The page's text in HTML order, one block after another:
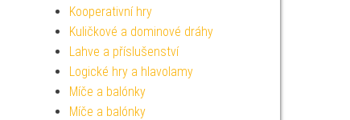
Kooperativní hry
Kuličkové a dominové dráhy
Lahve a příslušenství
Logické hry a hlavolamy
Míče a balónky
Míče a balónky